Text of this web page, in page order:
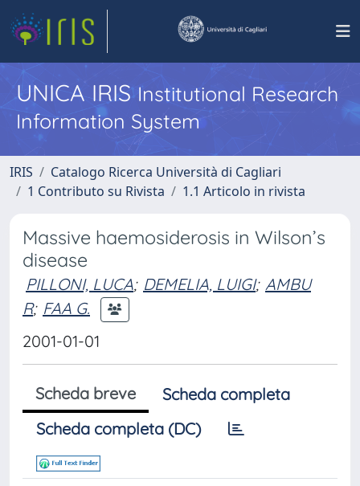
UNICA IRISInstitutional Research
Information System
IRIS
Catalogo Ricerca Università di Cagliari
1 Contributo su Rivista
1.1 Articolo in rivista
Massive haemosiderosis in Wilson’s
disease
PILLONI, LUCA; DEMELIA, LUIGI; AMBU
R; FAA G.
2001-01-01
Scheda breve
Scheda completa
Scheda completa (DC)